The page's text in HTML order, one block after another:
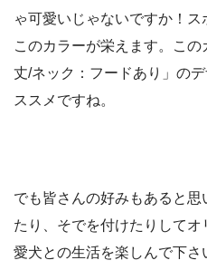
ゃ可愛いじゃないですか！
このカラーが栄えます。こ
丈/ネック：フードあり」の
ススメですね。
でも皆さんの好みもあると
たり、そでを付けたりして
愛犬との生活を楽しんで下